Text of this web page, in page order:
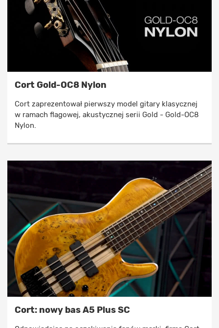
Cort Gold-OC8 Nylon
Cort zaprezentował pierwszy model gitary klasycznej
w ramach flagowej, akustycznej serii Gold - Gold-OC8
Nylon.
Cort: nowy bas A5 Plus SC